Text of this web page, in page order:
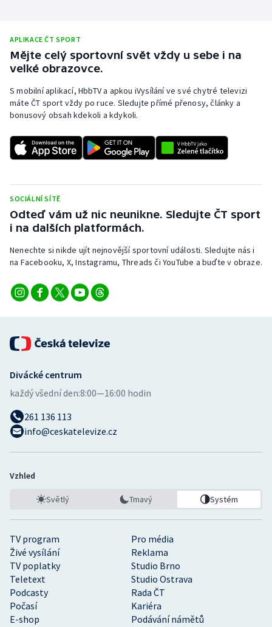
Sportovní střelba
Stolní tenis
Triatlon
Veslování
Volejbal
APLIKACE ČT SPORT
Mějte celý sportovní svět vždy u sebe i na
velké obrazovce.
S mobilní aplikací, HbbTV a apkou iVysílání ve své chytré televizi
máte ČT sport vždy po ruce. Sledujte přímé přenosy, články a
bonusový obsah kdekoli a kdykoli.
SOCIÁLNÍ SÍTĚ
Odteď vám už nic neunikne. Sledujte ČT sport
i na dalších platformách.
Nenechte si nikde ujít nejnovější sportovní události. Sledujte nás i
na Facebooku, X, Instagramu, Threads či YouTube a buďte v obraze.
TV program
Pro média
Živé vysílání
Reklama
TV poplatky
Studio Brno
Teletext
Studio Ostrava
Podcasty
Rada ČT
Počasí
Kariéra
E-shop
Podávání námětů
Divácké centrum
každý všední den:8:00—16:00 hodin
261 136 113
info@ceskatelevize.cz
Vzhled
Světlý Tmavý Systém